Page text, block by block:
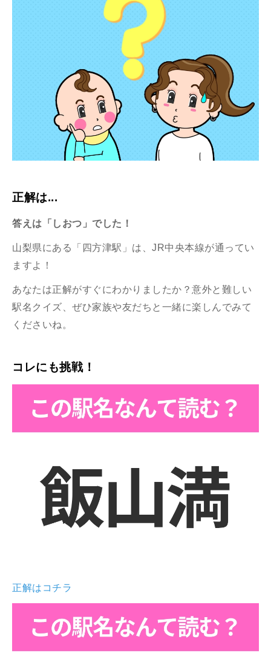
正解は...
答えは「しおつ 」でした！
山梨県にある「四方津駅」は、JR中央本線が通ってい
ますよ！
あなたは正解がすぐにわかりましたか？意外と難しい
駅名クイズ、ぜひ家族や友だちと一緒に楽しんでみて
くださいね。
コレにも挑戦！
正解はコチラ